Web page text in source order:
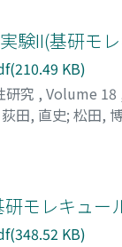
験II(基研モ
KB)
研究 , Volume 18
荻田, 直史; 松田,
モレキュー
KB)